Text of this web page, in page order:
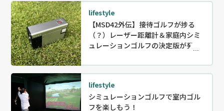
lifestyle
【MSD42外伝】接待ゴルフが捗る
（？）レーザー距離計＆家庭内シミ
ュレーションゴルフの決定版が発
lifestyle
シミュレーションゴルフで室内ゴル
フを楽しもう！